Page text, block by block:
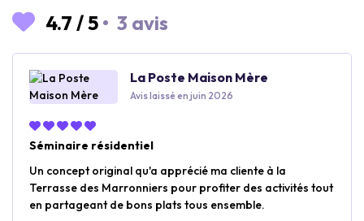
4.7 /5 • 3 avis
La Poste Maison Mère
Avis laissé en juin 2026
Séminaire résidentiel
Un concept original qu'a apprécié ma cliente à la
Terrasse des Marronniers pour profiter des activités tout
en partageant de bons plats tous ensemble.